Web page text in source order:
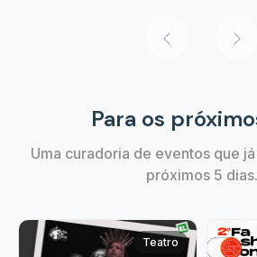
Para os
Uma curadoria de eventos que
próximos 5 dias.
Teatro